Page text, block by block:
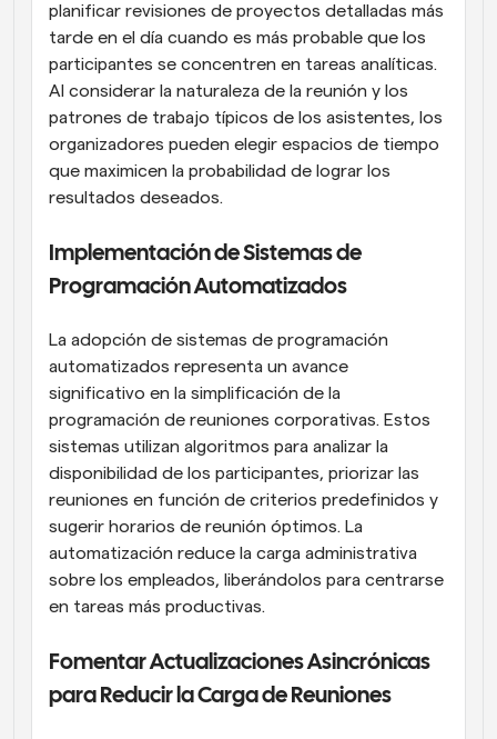
planificar revisiones de proyectos detalladas más
tarde en el día cuando es más probable que los
participantes se concentren en tareas analíticas.
Al considerar la naturaleza de la reunión y los
patrones de trabajo típicos de los asistentes, los
organizadores pueden elegir espacios de tiempo
que maximicen la probabilidad de lograr los
resultados deseados.
Implementación de Sistemas de
Programación Automatizados
La adopción de sistemas de programación
automatizados representa un avance
significativo en la simplificación de la
programación de reuniones corporativas. Estos
sistemas utilizan algoritmos para analizar la
disponibilidad de los participantes, priorizar las
reuniones en función de criterios predefinidos y
sugerir horarios de reunión óptimos. La
automatización reduce la carga administrativa
sobre los empleados, liberándolos para centrarse
en tareas más productivas.
Fomentar Actualizaciones Asincrónicas
para Reducir la Carga de Reuniones